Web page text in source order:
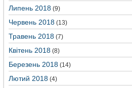
Липень 2018 (9)
Червень 2018 (13)
Травень 2018 (7)
Квітень 2018 (8)
Березень 2018 (14)
Лютий 2018 (4)